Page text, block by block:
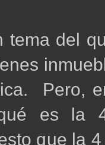
tema del
Pero,
es la
que la